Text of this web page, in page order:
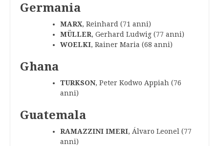
Germania
MARX, Reinhard (71 anni)
MÜLLER, Gerhard Ludwig (77 anni)
WOELKI, Rainer Maria (68 anni)
Ghana
TURKSON, Peter Kodwo Appiah (76
anni)
Guatemala
RAMAZZINI IMERI, Álvaro Leonel (77
anni)